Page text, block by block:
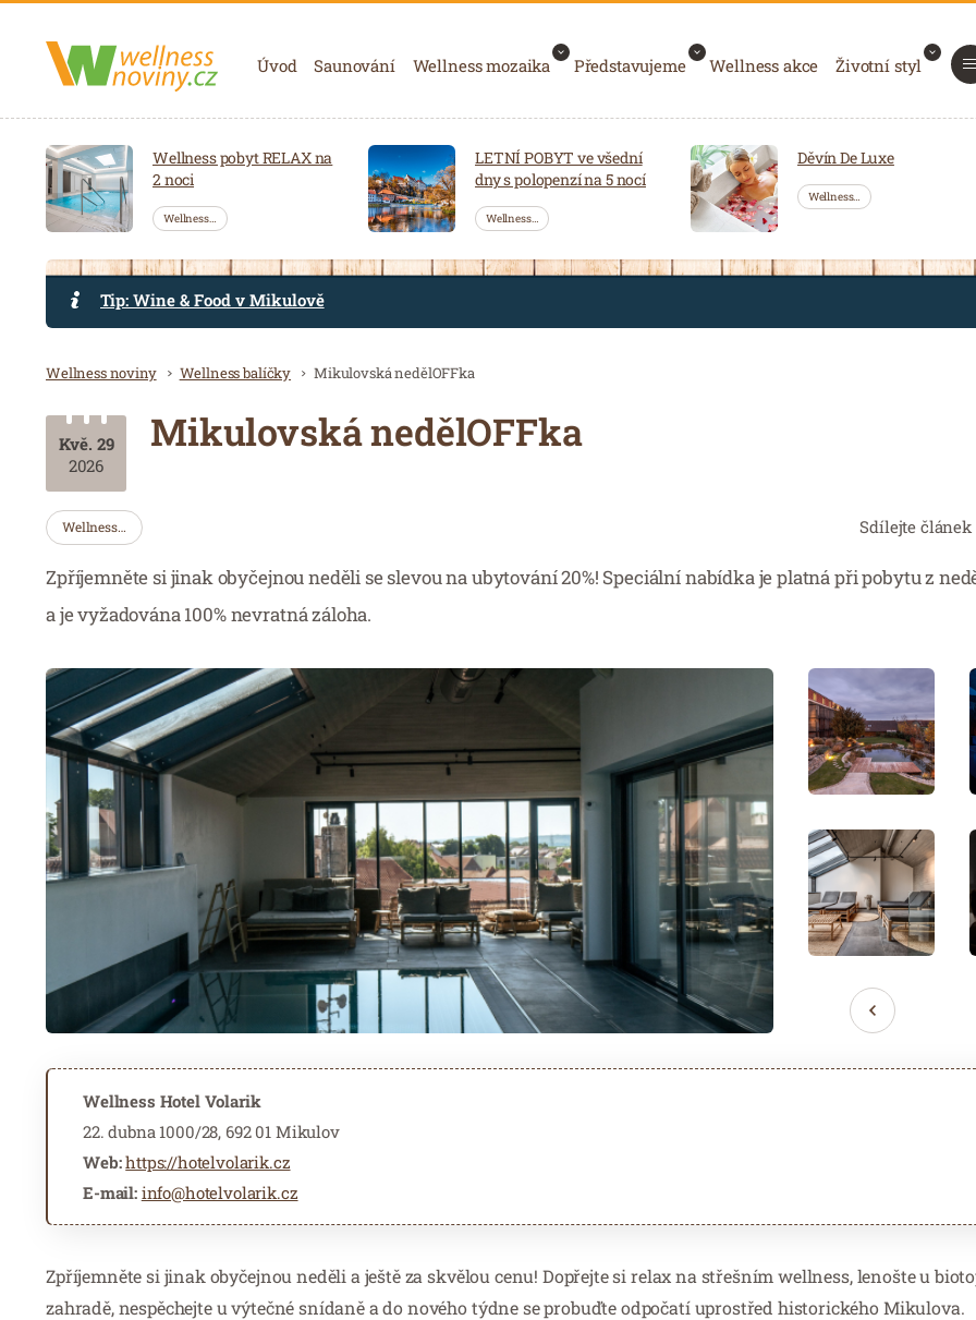
Navigace
Úvod Saunování Wellness mozaika Představujeme Wellness akce Životní styl
Wellness pobyt RELAX na
2 noci
Wellness…
LETNÍ POBYT ve všední
dny s polopenzí na 5 nocí
Wellness…
Děvín De Luxe
Wellness…
Tip: Wine & Food v Mikulově
Drobečková navigace
Wellness noviny Wellness balíčky Mikulovská nedělOFFka
Kvě. 29
2026
Mikulovská nedělOFFka
Sdílejte článek
Wellness…
Zpříjemněte si jinak obyčejnou neděli se slevou na ubytování 20%! Speciální nabídka je platná při pobytu z
a je vyžadována 100% nevratná záloha.
Wellness Hotel Volarik
22. dubna 1000/28, 692 01 Mikulov
Web:https://hotelvolarik.cz
E-mail: info@hotelvolarik.cz
Zpříjemněte si jinak obyčejnou neděli a ještě za skvělou cenu! Dopřejte si relax na střešním wellness, lenošte u
zahradě, nespěchejte u výtečné snídaně a do nového týdne se probuďte odpočatí uprostřed historického Mikulova.